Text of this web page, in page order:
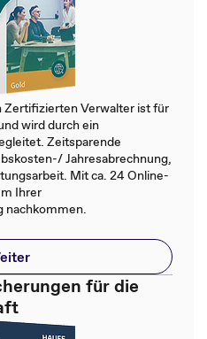
Zertifizierten Verwalter ist für
wird durch ein
Zeitsparende
Jahresabrechnung,
Mit ca. 24 Online-
Ihrer
nachkommen.
für die